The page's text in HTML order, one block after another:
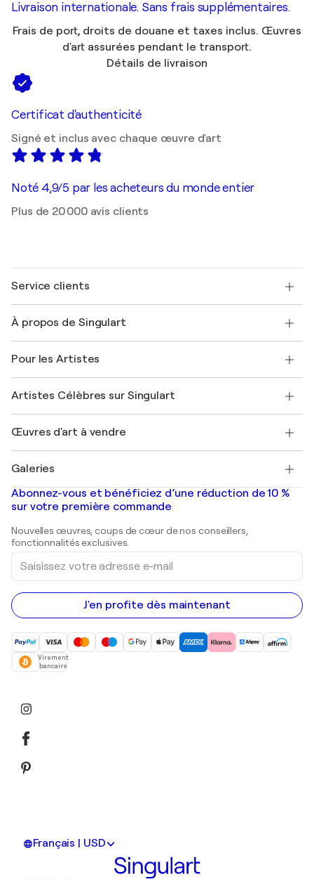
Livraison internationale. Sans frais supplémentaires.
Frais de port, droits de douane et taxes inclus. Œuvres
d'art assurées pendant le transport.
Détails de livraison
Certificat d'authenticité
Signé et inclus avec chaque œuvre d'art
Noté 4,9/5 par les acheteurs du monde entier
Plus de 20 000 avis clients
Service clients
Expédition
Offrir une carte cadeau
Rejoignez notre programme commercial
Mon compte
+33 1 76 44 06 42
À propos de Singulart
FAQ
Magazine Singulart
Emplois
Découvrez une sélection d'art original
Pour les Artistes
Se connecter en tant qu'Artiste
Artistes Célèbres sur Singulart
Marc Chagall
Banksy
Mr. Brainwash
Shepard Fairey
Œuvres d'art à vendre
Tableaux abstraits à vendre
Peintures de paysage
Estampes
Peintures acryliques
Galeries
Galeries d'art en France
Galeries d'art en Belgique
Abonnez-vous et bénéficiez d’une réduction de 10 %
sur votre première commande
Nouvelles œuvres, coups de cœur de nos conseillers,
fonctionnalités exclusives.
Saisissez
votre
adresse
e-
mail
J'en profite dès maintenant
Virement
bancaire
Français | USD